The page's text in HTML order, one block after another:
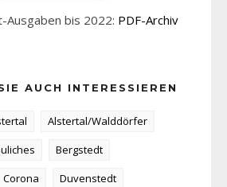
Ausgaben bis 2022: PDF-Archiv
AUCH INTERESSIEREN
Alstertal/Walddörfer
Bergstedt
Corona
Duvenstedt